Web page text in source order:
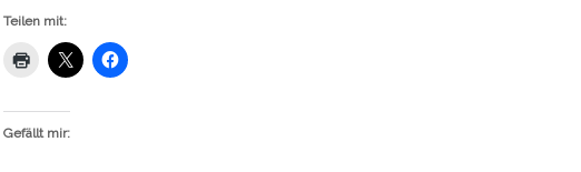
Teilen mit:
Gefällt mir: